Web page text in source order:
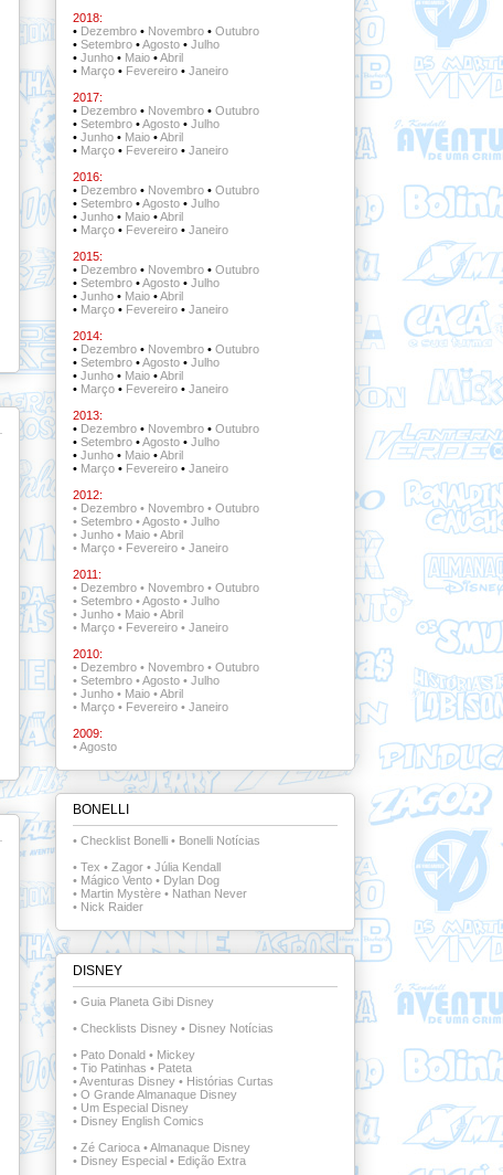
2018:
• Dezembro• Novembro• Outubro
• Setembro•Agosto• Julho
• Junho• Maio•Abril
• Março• Fevereiro• Janeiro
2017:
• Dezembro• Novembro• Outubro
• Setembro•Agosto• Julho
• Junho• Maio•Abril
• Março• Fevereiro• Janeiro
2016:
• Dezembro• Novembro• Outubro
• Setembro•Agosto• Julho
• Junho• Maio•Abril
• Março• Fevereiro• Janeiro
2015:
• Dezembro• Novembro• Outubro
• Setembro•Agosto• Julho
• Junho• Maio•Abril
• Março• Fevereiro• Janeiro
2014:
• Dezembro • Novembro • Outubro
• Setembro• Agosto • Julho
• Junho• Maio•Abril
• Março• Fevereiro• Janeiro
2013:
• Dezembro• Novembro• Outubro
• Setembro•Agosto• Julho
• Junho• Maio•Abril
• Março• Fevereiro• Janeiro
2012:
• Dezembro• Novembro• Outubro
• Setembro •Agosto• Julho
• Junho• Maio •Abril
• Março• Fevereiro• Janeiro
2011:
• Dezembro• Novembro• Outubro
• Setembro•Agosto• Julho
• Junho• Maio•Abril
• Março• Fevereiro• Janeiro
2010:
• Dezembro• Novembro• Outubro
• Setembro•Agosto• Julho
• Junho• Maio•Abril
• Março• Fevereiro• Janeiro
2009:
•Agosto
BONELLI
• Checklist Bonelli• Bonelli Notícias
• Tex • Zagor• Júlia Kendall
• Mágico Vento • Dylan Dog
• Martin Mystère • Nathan Never
• Nick Raider
DISNEY
• Guia Planeta Gibi Disney
• Checklists Disney• Disney Notícias
• Pato Donald• Mickey
• Tio Patinhas • Pateta
• Aventuras Disney • Histórias Curtas
• O Grande Almanaque Disney
• Um Especial Disney
• Disney English Comics
• Zé Carioca •Almanaque Disney
• Disney Especial • Edição Extra